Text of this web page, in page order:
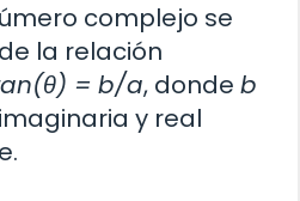
complejo se
la relación
= b/a, donde b
y real